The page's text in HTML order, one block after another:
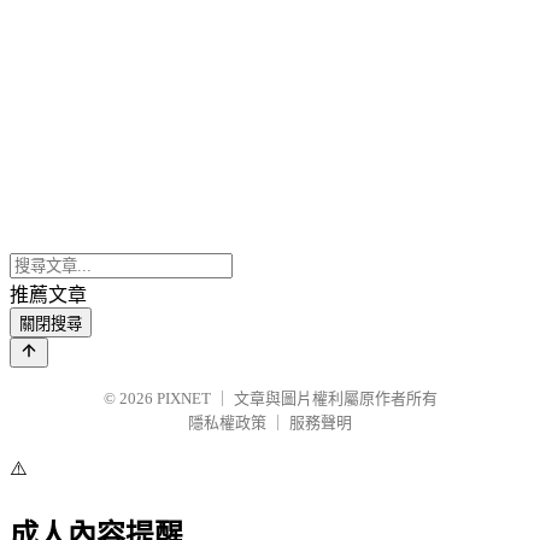
推薦文章
關閉搜尋
© 2026 PIXNET
文章與圖片權利屬原作者所有
隱私權政策
服務聲明
⚠️